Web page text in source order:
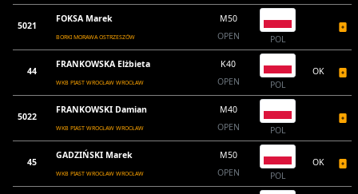
5021
FOKSA Marek
BORKI MORAWA OSTRZESZÓW
M50
OPEN
POL
44
FRANKOWSKA Elżbieta
WKB PIAST WROCŁAW WROCŁAW
K40
OPEN
POL
OK
5022
FRANKOWSKI Damian
WKB PIAST WROCŁAW WROCŁAW
M40
OPEN
POL
45
GADZIŃSKI Marek
WKB PIAST WROCŁAW WROCŁAW
M50
OPEN
POL
OK